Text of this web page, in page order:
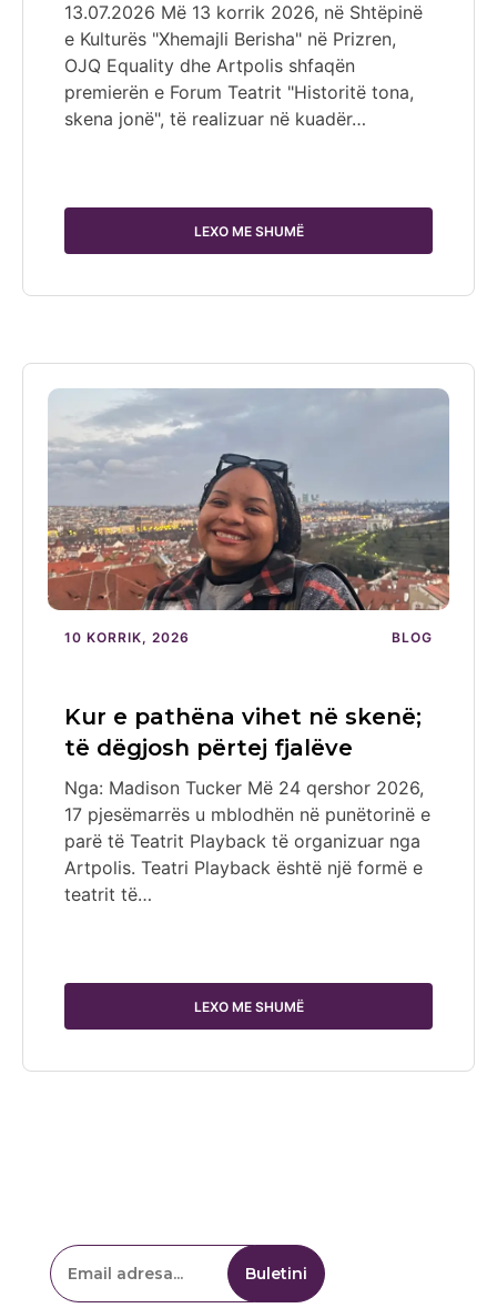
13.07.2026 Më 13 korrik 2026, në Shtëpinë
e Kulturës "Xhemajli Berisha" në Prizren,
OJQ Equality dhe Artpolis shfaqën
premierën e Forum Teatrit "Historitë tona,
skena jonë", të realizuar në kuadër…
LEXO ME SHUMË
10 KORRIK, 2026 BLOG
Kur e pathëna vihet në skenë;
të dëgjosh përtej fjalëve
Nga: Madison Tucker Më 24 qershor 2026,
17 pjesëmarrës u mblodhën në punëtorinë e
parë të Teatrit Playback të organizuar nga
Artpolis. Teatri Playback është një formë e
teatrit të…
LEXO ME SHUMË